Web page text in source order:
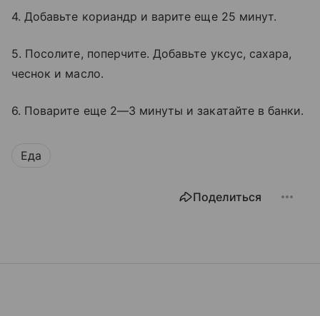
4. Добавьте кориандр и варите еще 25 минут.
5. Посолите, поперчите. Добавьте уксус, сахара,
чеснок и масло.
6. Поварите еще 2—3 минуты и закатайте в банки.
Еда
Поделиться